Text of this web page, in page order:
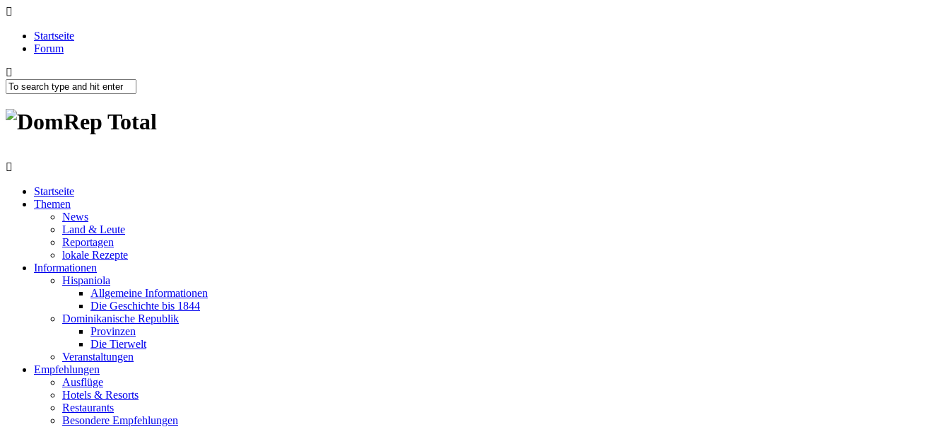
Startseite
Forum
Startseite
Themen
News
Land & Leute
Reportagen
lokale Rezepte
Informationen
Hispaniola
Allgemeine Informationen
Die Geschichte bis 1844
Dominikanische Republik
Provinzen
Die Tierwelt
Veranstaltungen
Empfehlungen
Ausflüge
Hotels & Resorts
Restaurants
Besondere Empfehlungen